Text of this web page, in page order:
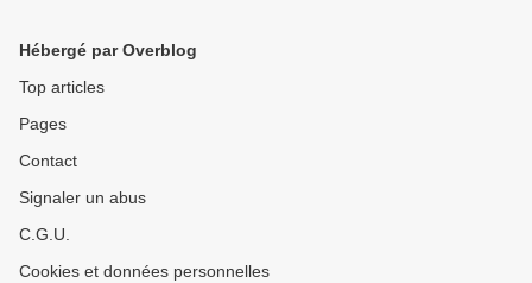
Hébergé par Overblog
Top articles
Pages
Contact
Signaler un abus
C.G.U.
Cookies et données personnelles